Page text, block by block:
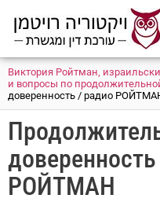
Виктория Ройтман,
и вопросы по
доверенность / радио
РОЙТМАН